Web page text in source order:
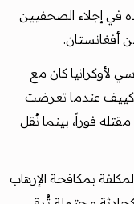
في إجلاء الصحفيين
أفغانستان.
الروسي لأوكرانيا كان مع
كييف عندما تعرضت
فوراً، بينما نُقل
بمكافحة الإرهاب